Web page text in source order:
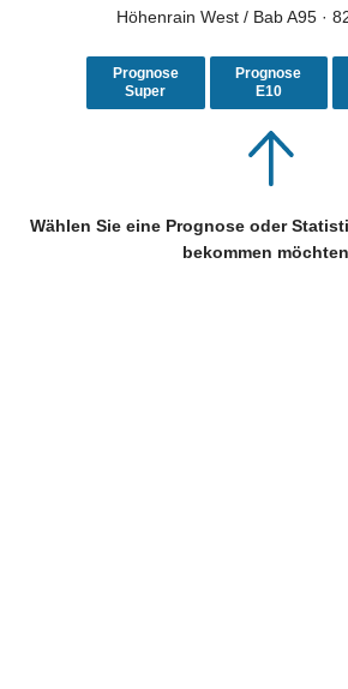
Höhenrain West / Bab A95 ·
Prognose
Super
Prognose
E10
Wählen Sie eine Prognose oder
bekommen